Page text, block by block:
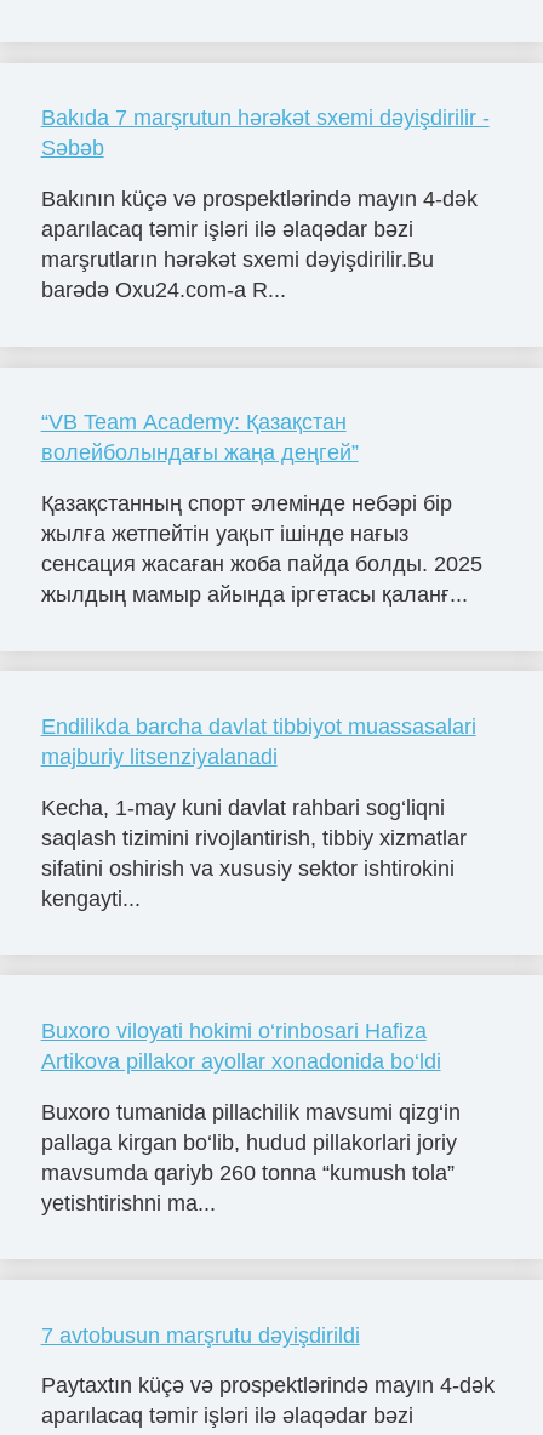
Bakıda 7 marşrutun hərəkət sxemi dəyişdirilir -
Səbəb
Bakının küçə və prospektlərində mayın 4-dək
aparılacaq təmir işləri ilə əlaqədar bəzi
marşrutların hərəkət sxemi dəyişdirilir.Bu
barədə Oxu24.com-a R...
“VB Team Academy: Қазақстан
волейболындағы жаңа деңгей”
Қазақстанның спорт әлемінде небәрі бір
жылға жетпейтін уақыт ішінде нағыз
сенсация жасаған жоба пайда болды. 2025
жылдың мамыр айында іргетасы қаланғ...
Endilikda barcha davlat tibbiyot muassasalari
majburiy litsenziyalanadi
Kecha, 1-may kuni davlat rahbari sog‘liqni
saqlash tizimini rivojlantirish, tibbiy xizmatlar
sifatini oshirish va xususiy sektor ishtirokini
kengayti...
Buxoro viloyati hokimi o‘rinbosari Hafiza
Artikova pillakor ayollar xonadonida bo‘ldi
Buxoro tumanida pillachilik mavsumi qizg‘in
pallaga kirgan bo‘lib, hudud pillakorlari joriy
mavsumda qariyb 260 tonna “kumush tola”
yetishtirishni ma...
7 avtobusun marşrutu dəyişdirildi
Paytaxtın küçə və prospektlərində mayın 4-dək
aparılacaq təmir işləri ilə əlaqədar bəzi